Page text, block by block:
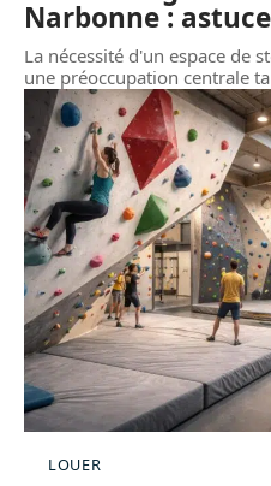
Narbonne :
La nécessité d'un espace de
une préoccupation centrale
LOUER